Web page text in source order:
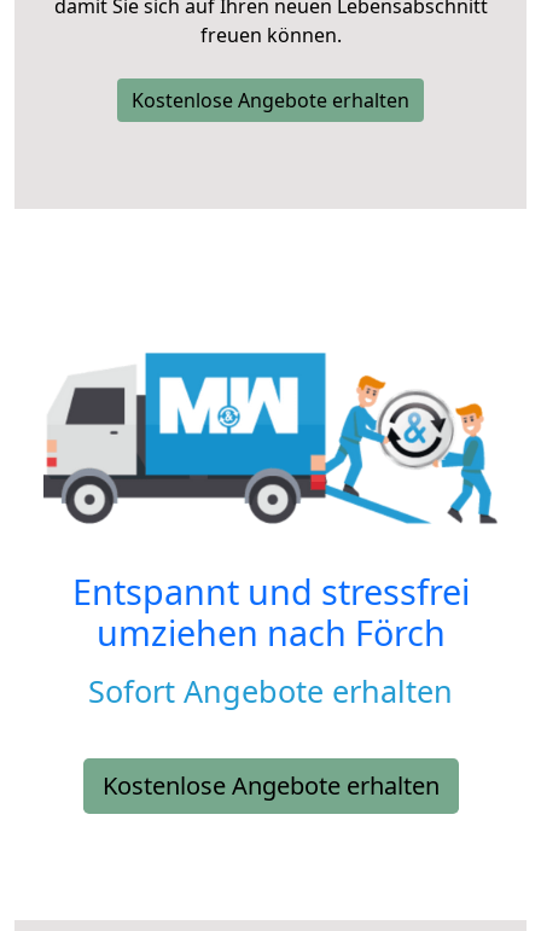
damit Sie sich auf Ihren neuen Lebensabschnitt
freuen können.
Kostenlose Angebote erhalten
Entspannt und stressfrei
umziehen nach Förch
Sofort Angebote erhalten
Kostenlose Angebote erhalten